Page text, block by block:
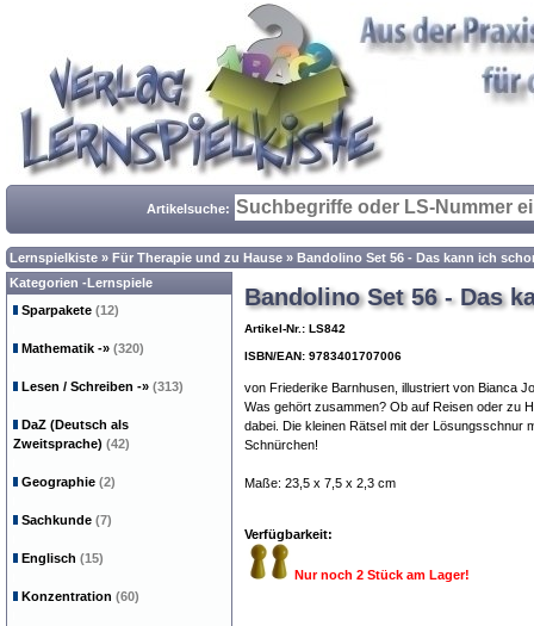
Artikelsuche:
Lernspielkiste » Für Therapie und zu Hause » Bandolino Set 56 - Das kann ich
Bandolino Set 56 - Das
Artikel-Nr.: LS842
ISBN/EAN: 9783401707006
von Friederike Barnhusen, illustriert von Bianca
Was gehört zusammen? Ob auf Reisen oder zu
dabei. Die kleinen Rätsel mit der Lösungsschnur
Schnürchen!
Maße: 23,5 x 7,5 x 2,3 cm
Verfügbarkeit:
Nur noch 2 Stück am Lager!
Kategorien -Lernspiele
Sparpakete (12)
Mathematik -» (320)
Lesen / Schreiben -» (313)
DaZ (Deutsch als
Zweitsprache) (42)
Geographie (2)
Sachkunde (7)
Englisch (15)
Konzentration (60)